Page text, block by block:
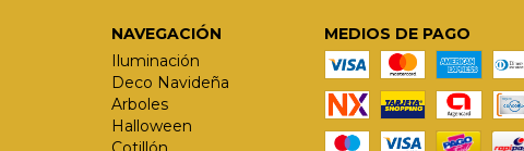
NAVEGACIÓN
Iluminación
Deco Navideña
Arboles
Halloween
MEDIOS DE PAGO